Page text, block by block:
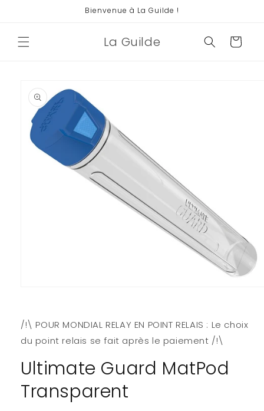
contenu
Bienvenue à La Guilde !
La Guilde Panier
informations
produits
dans
fenêtre
/!\ POUR MONDIAL RELAY EN POINT RELAIS : Le choix
du point relais se fait après le paiement /!\
Ultimate Guard MatPod
Transparent